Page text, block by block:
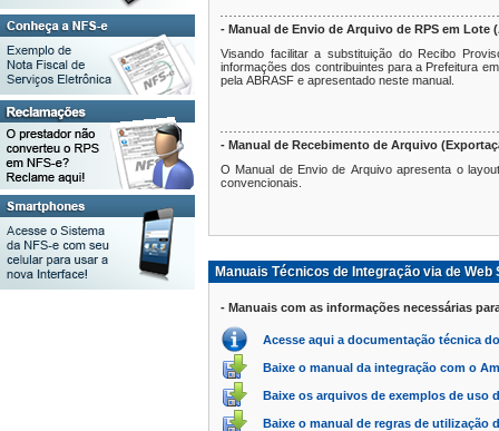
- Manual de Envio de Arquivo de RPS em Lote
Visando facilitar a substituição do Recibo
informações dos contribuintes para a Prefeitura
pela ABRASF e apresentado neste manual.
- Manual de Recebimento de Arquivo
O Manual de Envio de Arquivo apresenta o
convencionais.
Manuais Técnicos de Integração via de
- Manuais com as informações necessárias
Acesse aqui a documentação técnica
Baixe o manual da integração com o
Baixe os arquivos de exemplos de uso
Baixe o manual de regras de utilização